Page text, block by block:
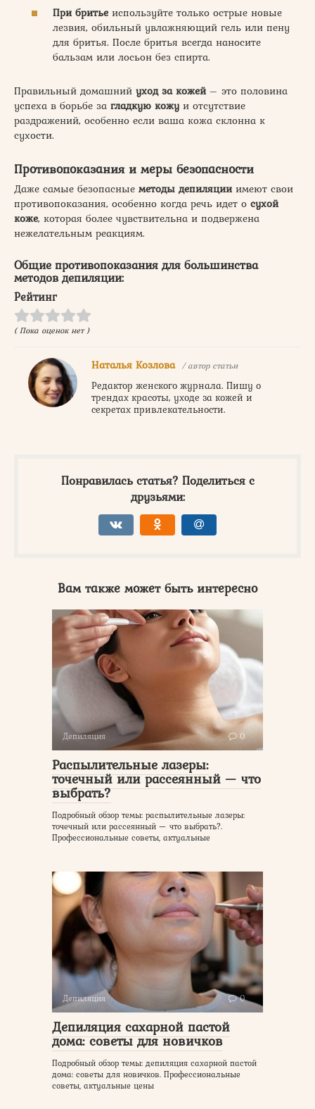
При бритье используйте только острые новые
лезвия, обильный увлажняющий гель или пену
для бритья. После бритья всегда наносите
бальзам или лосьон без спирта.
Правильный домашний уход за кожей– это половина
успеха в борьбе за гладкую кожу и отсутствие
раздражений, особенно если ваша кожа склонна к
сухости.
Противопоказания и меры безопасности
Даже самые безопасные методы депиляцииимеют свои
противопоказания, особенно когда речь идет о сухой
коже, которая более чувствительна и подвержена
нежелательным реакциям.
Общие противопоказания для большинства
методов депиляции:
Рейтинг
( Пока оценок нет )
Наталья Козлова / автор статьи
Редактор женского журнала. Пишу о
трендах красоты, уходе за кожей и
секретах привлекательности.
Понравилась статья? Поделиться с
друзьями:
Вам также может быть интересно
Депиляция 0
Распылительные лазеры:
точечный или рассеянный — что
выбрать?
Подробный обзор темы: распылительные лазеры:
точечный или рассеянный — что выбрать?.
Профессиональные советы, актуальные
Депиляция 0
Депиляция сахарной пастой
дома: советы для новичков
Подробный обзор темы: депиляция сахарной пастой
дома: советы для новичков. Профессиональные
советы, актуальные цены